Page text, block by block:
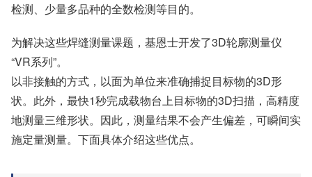
检测、少量多品种的全数检测等目的。
为解决这些焊缝测量课题，基恩士开发了3D轮廓测量仪
“VR系列”。
以非接触的方式，以面为单位来准确捕捉目标物的3D形
状。此外，最快1秒完成载物台上目标物的3D扫描，高精度
地测量三维形状。因此，测量结果不会产生偏差，可瞬间实
施定量测量。下面具体介绍这些优点。